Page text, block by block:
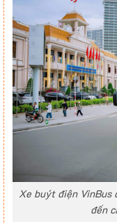
Xe buýt điện VinBus
đến